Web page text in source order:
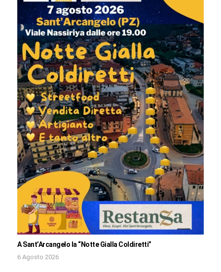
A Sant’Arcangelo la “Notte Gialla Coldiretti”
6 Agosto 2026